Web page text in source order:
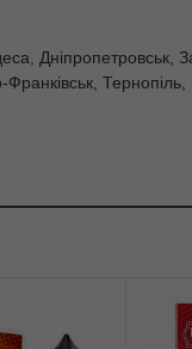
Дніпропетровськ,